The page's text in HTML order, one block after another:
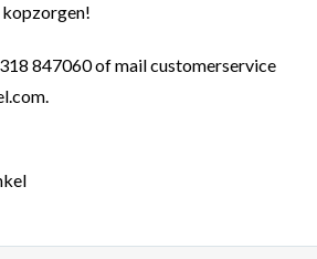
847060 of mail customerservice